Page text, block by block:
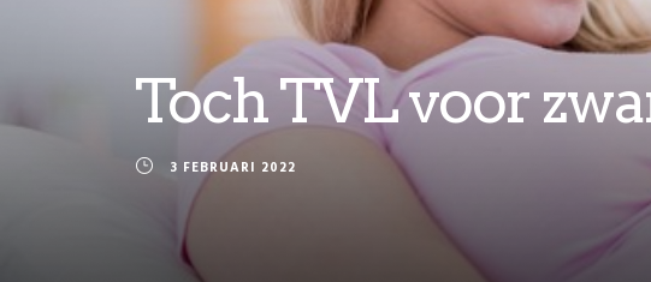
Toch TVL voor
3 FEBRUARI 2022